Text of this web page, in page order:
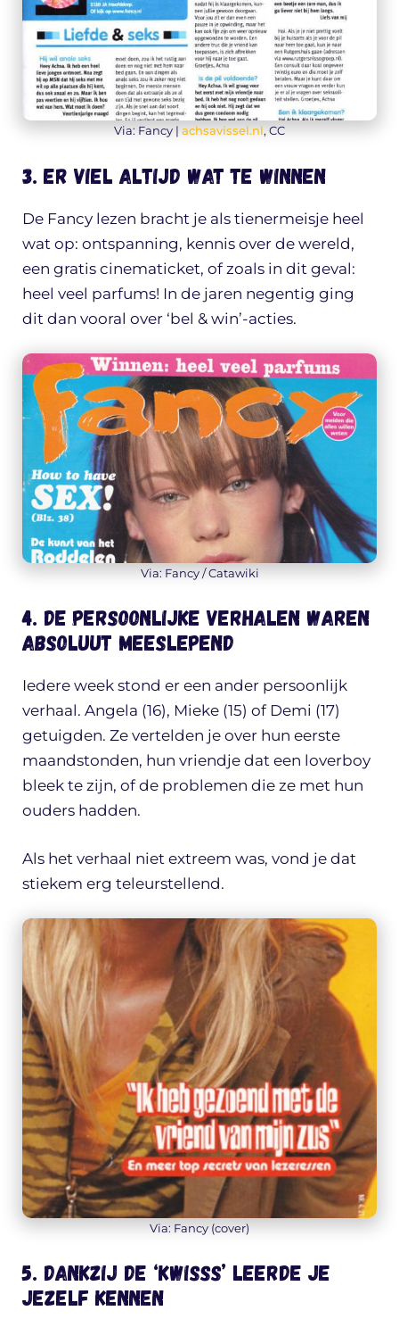
Via: Fancy | achsavissel.nl, CC
3. Er viel altijd wat te winnen
De Fancy lezen bracht je als tienermeisje heel
wat op: ontspanning, kennis over de wereld,
een gratis cinematicket, of zoals in dit geval:
heel veel parfums! In de jaren negentig ging
dit dan vooral over ‘bel & win’-acties.
Via: Fancy / Catawiki
4. De persoonlijke verhalen waren
absoluut meeslepend
Iedere week stond er een ander persoonlijk
verhaal. Angela (16), Mieke (15) of Demi (17)
getuigden. Ze vertelden je over hun eerste
maandstonden, hun vriendje dat een loverboy
bleek te zijn, of de problemen die ze met hun
ouders hadden.
Als het verhaal niet extreem was, vond je dat
stiekem erg teleurstellend.
Via: Fancy (cover)
5. Dankzij de ‘Kwisss’ leerde je
jezelf kennen